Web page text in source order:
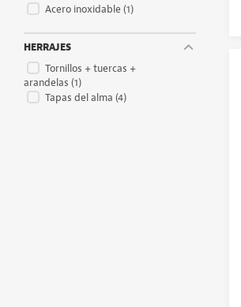
Acero inoxidable(1)
HERRAJES
Tornillos + tuercas +
arandelas (1)
Tapas del alma (4)